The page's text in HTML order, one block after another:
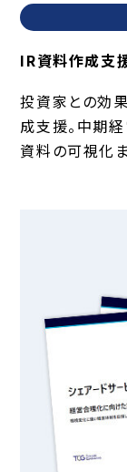
IR資料作成支
投資家との効
成支援。中期
資料の可視化